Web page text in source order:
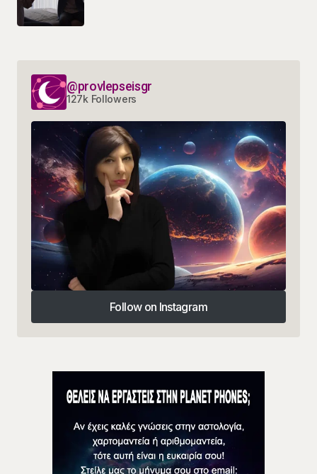
@provlepseisgr
127k Followers
Follow on Instagram
Follow on Instagram